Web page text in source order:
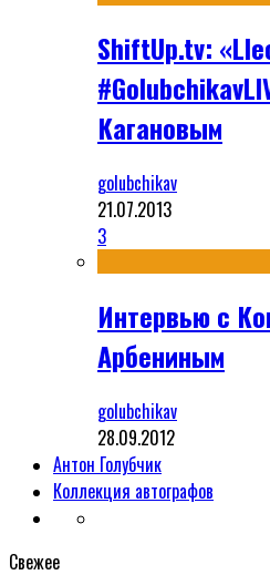
ShiftUp.tv:
Кагановым
golubchikav
21.07.2013
3
Интервью с
Арбениным
golubchikav
28.09.2012
Антон Голубчик
Коллекция автографов
Свежее